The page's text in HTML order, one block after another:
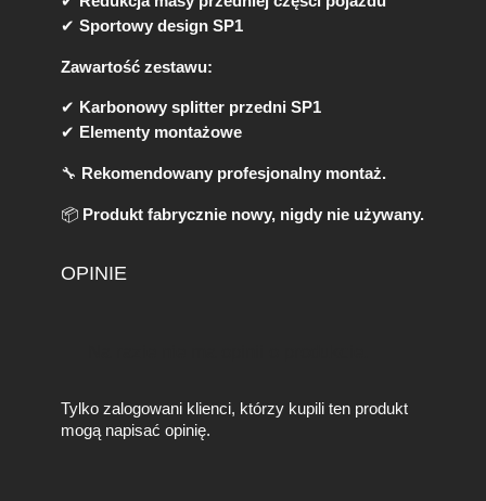
G
1
G
8
/
8
)
–
e
g
✔ Sportowy design SP1
Zawartość zestawu:
✔ Karbonowy splitter przedni SP1
✔ Elementy montażowe
🔧 Rekomendowany profesjonalny montaż.
📦 Produkt fabrycznie nowy, nigdy nie używany.
OPINIE
Tylko zalogowani klienci, którzy kupili ten produkt
mogą napisać opinię.